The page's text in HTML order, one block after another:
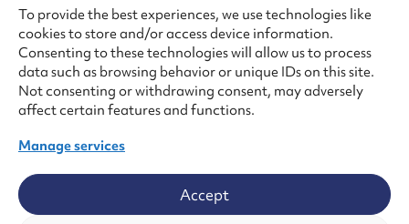
To provide the best experiences, we use technologies like
cookies to store and/or access device information.
Consenting to these technologies will allow us to process
data such as browsing behavior or unique IDs on this site.
Not consenting or withdrawing consent, may adversely
affect certain features and functions.
Manage services
Accept
Euroopan unionin tekoälysääntely tuo
yrityksille uusia velvoitteita tekoälyllä
tuotettujen sisältöjen merkitsemiseen.
Elokuusta alkaen tekoälyllä luodut kuvat,
videot,...